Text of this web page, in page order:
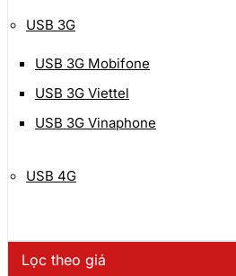
USB 3G
USB 3G Mobifone
USB 3G Viettel
USB 3G Vinaphone
USB 4G
Lọc theo giá